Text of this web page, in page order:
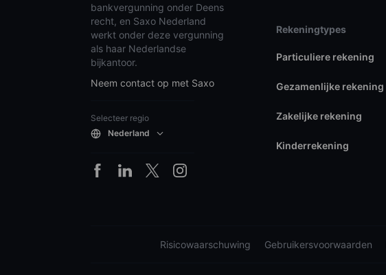
bankvergunning onder Deens
recht, en Saxo Nederland
werkt onder deze vergunning
als haar Nederlandse
bijkantoor.
Neem contact op met Saxo
Selecteer regio
Nederland
Rekeningtypes
Particuliere rekening
Gezamenlijke rekening
Zakelijke rekening
Kinderrekening
Risicowaarschuwing Gebruikersvoorwaarden